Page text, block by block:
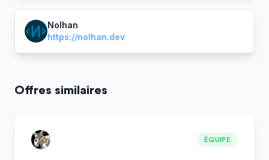
Nolhan
https://nolhan.dev
Offres similaires
ÉQUIPE